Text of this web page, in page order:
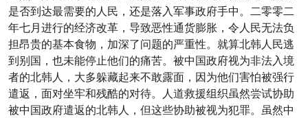
是否到达最需要的人民，还是落入军事政府手中。二零零二
年七月进行的经济改革，导致恶性通货膨胀，令人民无法负
担昂贵的基本食物，加深了问题的严重性。就算北韩人民逃
到别国，也未能停止他们的痛苦。被中国政府视为非法入境
者的北韩人，大多躲藏起来不敢露面，因为他们害怕被强行
遣返，面对坐牢和残酷的对待。人道救援组织虽然尝试协助
被中国政府遣返的北韩人，但这些协助被视为犯罪。虽然中